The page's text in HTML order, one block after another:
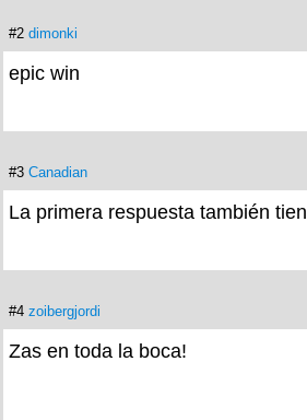
#2 dimonki
epic win
#3 Canadian
La primera respuesta también
#4 zoibergjordi
Zas en toda la boca!